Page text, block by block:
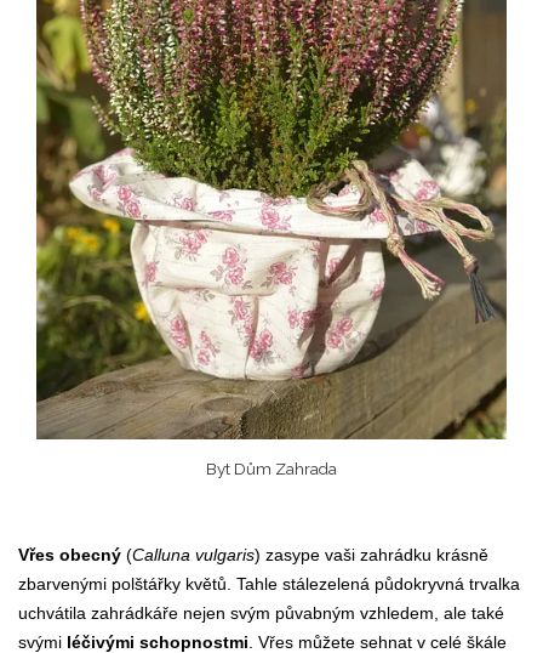
Byt Dům Zahrada
Vřes obecný (Calluna vulgaris) zasype vaši zahrádku krásně
zbarvenými polštářky květů. Tahle stálezelená půdokryvná trvalka
uchvátila zahrádkáře nejen svým půvabným vzhledem, ale také
svými léčivými schopnostmi . Vřes můžete sehnat v celé škále